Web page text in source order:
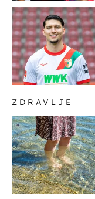
ZDRAVLJE